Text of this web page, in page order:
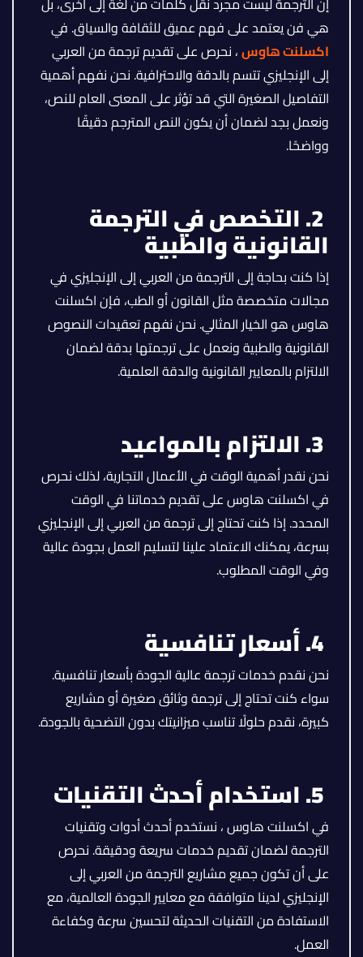
هي فن يعتمد على فهم عميق للثقافة والسياق. في
اكسلنت هاوس، نحرص على تقديم ترجمة من العربي
إلى الإنجليزي تتسم بالدقة والاحترافية. نحن نفهم أهمية
التفاصيل الصغيرة التي قد تؤثر على المعنى العام للنص،
ونعمل بجد لضمان أن يكون النص المترجم دقيقًا
وواضحًا.
2. التخصص في الترجمة
القانونية والطبية
إذا كنت بحاجة إلى الترجمة من العربي إلى الإنجليزي في
مجالات متخصصة مثل القانون أو الطب، فإن اكسلنت
هاوس هو الخيار المثالي. نحن نفهم تعقيدات النصوص
القانونية والطبية ونعمل على ترجمتها بدقة لضمان
الالتزام بالمعايير القانونية والدقة العلمية.
نحن نقدر أهمية الوقت في الأعمال التجارية، لذلك نحرص
في اكسلنت هاوس على تقديم خدماتنا في الوقت
المحدد. إذا كنت تحتاج إلى ترجمة من العربي إلى الإنجليزي
بسرعة، يمكنك الاعتماد علينا لتسليم العمل بجودة عالية
وفي الوقت المطلوب.
نحن نقدم خدمات ترجمة عالية الجودة بأسعار تنافسية.
سواء كنت تحتاج إلى ترجمة وثائق صغيرة أو مشاريع
كبيرة، نقدم حلولًا تناسب ميزانيتك بدون التضحية بالجودة.
في اكسلنت هاوس ، نستخدم أحدث أدوات وتقنيات
الترجمة لضمان تقديم خدمات سريعة ودقيقة. نحرص
على أن تكون جميع مشاريع الترجمة من العربي إلى
الإنجليزي لدينا متوافقة مع معايير الجودة العالمية، مع
الاستفادة من التقنيات الحديثة لتحسين سرعة وكفاءة
العمل.